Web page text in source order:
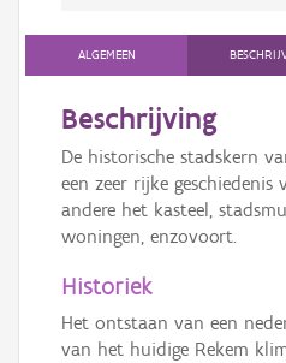
ALGEMEEN
Beschrijving
De historische stadskern
een zeer rijke
andere het kasteel,
woningen, enzovoort.
Historiek
Het ontstaan van een
van het huidige Rekem